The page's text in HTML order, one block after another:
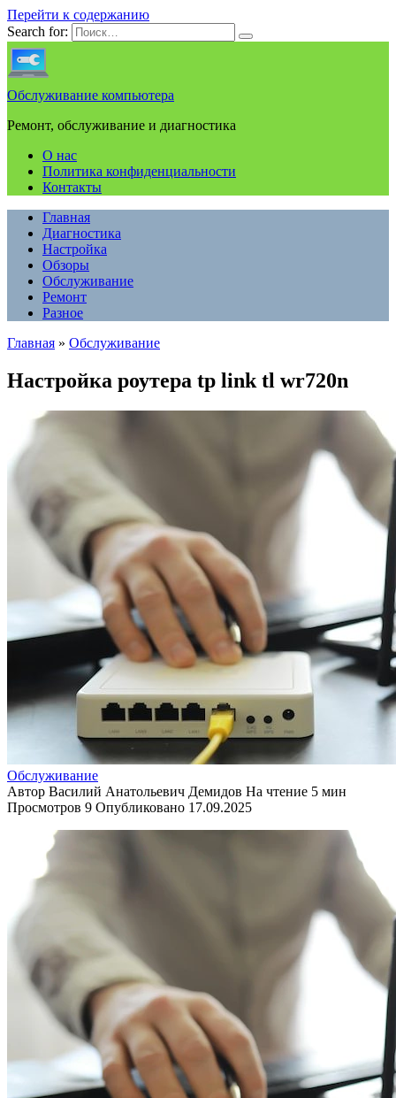
Перейти к содержанию
Search for:
Обслуживание компьютера
Ремонт, обслуживание и диагностика
О нас
Политика конфиденциальности
Контакты
Главная
Диагностика
Настройка
Обзоры
Обслуживание
Ремонт
Разное
Главная » Обслуживание
Настройка роутера tp link tl wr720n
Обслуживание
Автор Василий Анатольевич Демидов На чтение 5 мин
Просмотров 9 Опубликовано 17.09.2025